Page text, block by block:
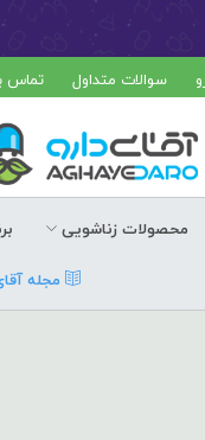
سوالات متداول تماس
محصولات زناشویی
مجله